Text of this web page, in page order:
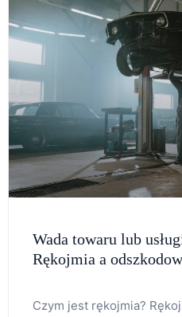
Wada towaru lub
Rękojmia a
Czym jest rękojmia?